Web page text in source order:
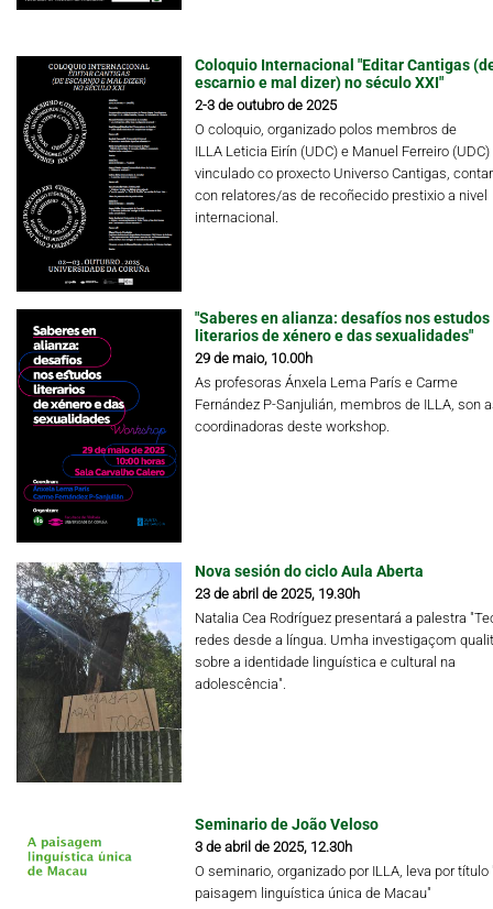
Coloquio Internacional "Editar Cantigas
escarnio e mal dizer) no século XXI"
2-3 de outubro de 2025
O coloquio, organizado polos membros de
ILLA Leticia Eirín (UDC) e Manuel Ferreiro (UDC)
vinculado co proxecto Universo Cantigas,
con relatores/as de recoñecido prestixio a nivel
internacional.
"Saberes en alianza: desafíos nos estudos
literarios de xénero e das sexualidades"
29 de maio, 10.00h
As profesoras Ánxela Lema París e Carme
Fernández P-Sanjulián, membros de ILLA, son
coordinadoras deste workshop.
Nova sesión do ciclo Aula Aberta
23 de abril de 2025, 19.30h
Natalia Cea Rodríguez presentará a palestra
redes desde a língua. Umha investigaçom
sobre a identidade linguística e cultural na
adolescência".
Seminario de João Veloso
3 de abril de 2025, 12.30h
O seminario, organizado por ILLA, leva por título
paisagem linguística única de Macau"